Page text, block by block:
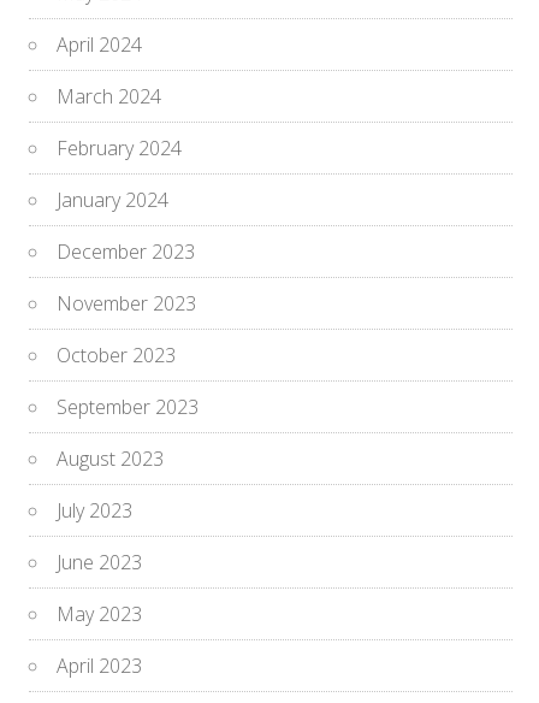
April 2024
March 2024
February 2024
January 2024
December 2023
November 2023
October 2023
September 2023
August 2023
July 2023
June 2023
May 2023
April 2023